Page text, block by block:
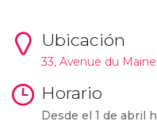
Ubicación
33, Avenue du Maine.
Horario
Desde el 1 de abril